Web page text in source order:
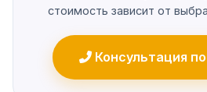
стоимость зависит от
Консультация